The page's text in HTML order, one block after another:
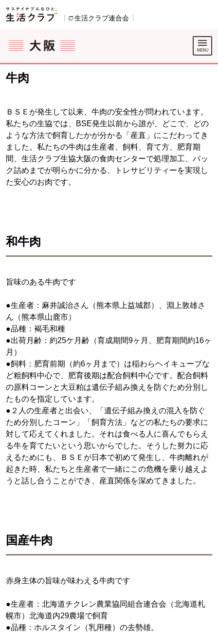
ページの先頭です。
生活クラブ連合会
ここからサイト内共通メニューです。
サイト内共通メニューをスキップする
サイト内共通メニューここまで。
牛肉
ＢＳＥが発生して以来、牛肉の安全性が問われています。
私たちの生協では、BSE発生以前から誰が、どこで、どの
ような方法で飼育したかが分かる「産直」にこだわってき
ました。私たちの牛肉は生産者、飼料、育て方、肥育期
間、生活クラブ生協大阪の食肉センターで処理加工、パッ
ク詰めまでが明らかに分かる、トレサビリティーを実現し
た安心のお肉です。
和牛肉
旨味のある牛肉です
●生産者：麻井誠治さん（熊本県上益城郡）、淵上敦雄さ
ん（熊本県山鹿市）
●品種：褐毛和種
●出荷月齢：約25ケ月齢（育成期間9ヶ月、肥育期間約16ヶ
月）
●飼料：肥育前期（約6ヶ月まで）は稲わらヘイキューブな
ど粗飼料中心で、肥育後期は配合飼料中心です。配合飼料
の原料コーンと大豆粕は遺伝子組み換えを防ぐため分別し
たものを指定しています。
●２人の生産者と出会い、「遺伝子組み換えの混入を防ぐ
ため分別したコーン」「飼育方法」などの私たちの要求に
対して応えてくれました。それは食べる人に喜んでもらえ
る牛を育てたいという思いからでした。そうした努力に応
えるためにも、ＢＳＥが日本で初めて発生し、牛肉離れが
起きた時、私たちと生産者で一緒にこの危機を乗り越えよ
うと話し合うことができ、産直関係を深めてきました。
国産牛肉
赤身主体の旨味が味わえる牛肉です
●生産者：北海道チクレン農業協同組合連合会（北海道札
幌市）北海道内29農場で飼育
●品種：ホルスタイン（乳用種）の去勢雄。